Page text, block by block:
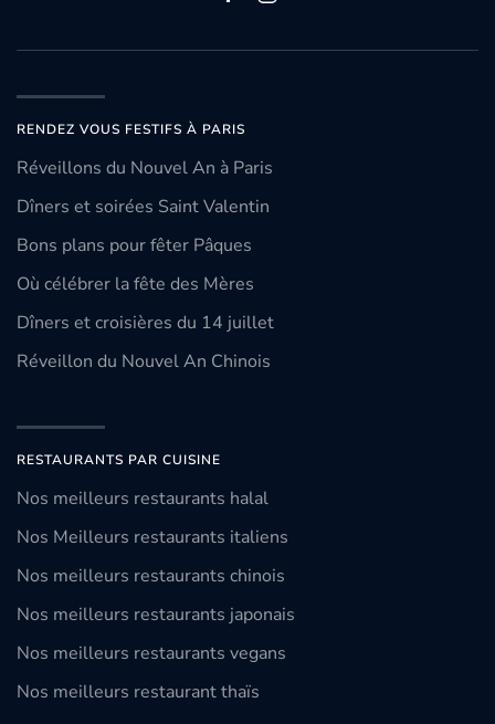
RENDEZ VOUS FESTIFS À PARIS
Réveillons du Nouvel An à Paris
Dîners et soirées Saint Valentin
Bons plans pour fêter Pâques
Où célébrer la fête des Mères
Dîners et croisières du 14 juillet
Réveillon du Nouvel An Chinois
RESTAURANTS PAR CUISINE
Nos meilleurs restaurants halal
Nos Meilleurs restaurants italiens
Nos meilleurs restaurants chinois
Nos meilleurs restaurants japonais
Nos meilleurs restaurants vegans
Nos meilleurs restaurant thaïs